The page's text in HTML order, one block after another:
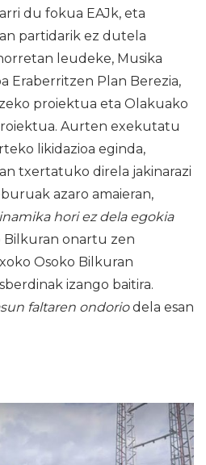
du fokua EAJk, eta
partidarik ez dutela
leudeke, Musika
Eraberritzen Plan Berezia,
proiektua eta Olakuako
Aurten exekutatu
likidazioa eginda,
txertatuko direla jakinarazi
azaro amaieran,
hori ez dela egokia
Bilkuran onartu zen
Osoko Bilkuran
izango baitira.
faltaren ondoriodela esan